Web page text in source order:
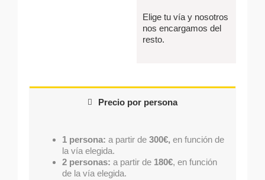
Elige tu vía y nosotros
nos encargamos del
resto.
Precio por persona
1 persona: a partir de300€,en función de
la vía elegida.
2 personas:a partir de 180€, en función
de la vía elegida.